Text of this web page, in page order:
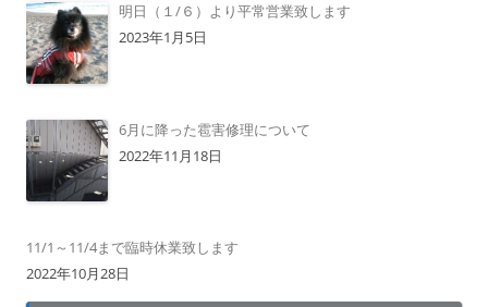
明日（１/６）より平常営業致します
2023年1月5日
6月に降った雹害修理について
2022年11月18日
11/1～11/4まで臨時休業致します
2022年10月28日